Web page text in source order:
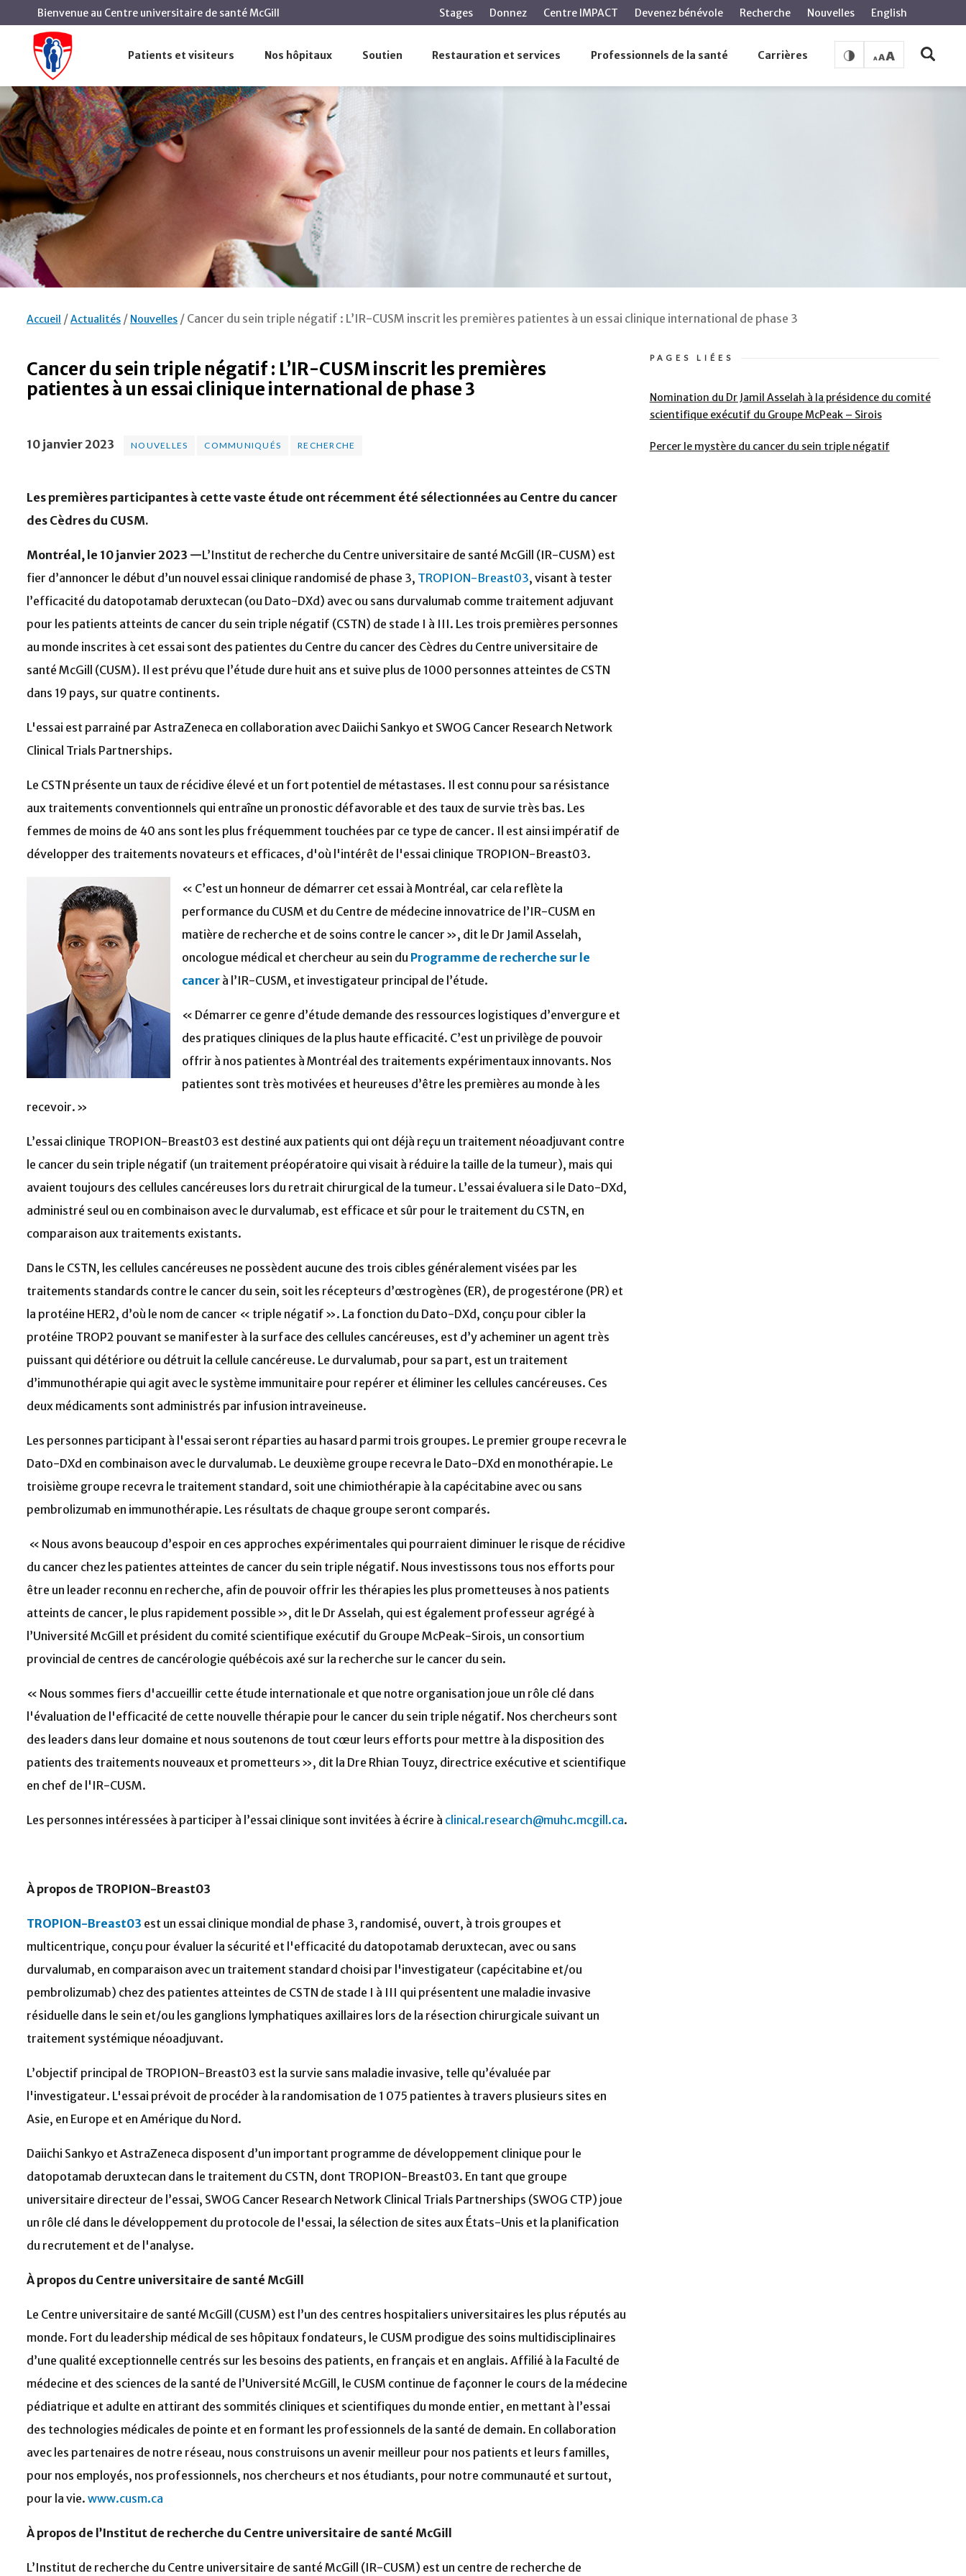
Aller
au
principal
Patients et visiteurs Nos hôpitaux Soutien Restauration et services Professionnels de la santé Carrières
Stages Donnez Centre IMPACT Devenez bénévole Recherche Nouvelles English
Bienvenue au Centre universitaire de santé McGill
Accueil Actualités Nouvelles Cancer du sein triple négatif : L’IR-CUSM inscrit les premières patientes à un essai clinique international de phase 3
Cancer du sein triple négatif : L’IR-CUSM inscrit les premières
patientes à un essai clinique international de phase 3
10 janvier 2023 NOUVELLES COMMUNIQUÉS RECHERCHE
Les premières participantes à cette vaste étude ont récemment été sélectionnées au Centre du cancer
des Cèdres du CUSM.
Montréal, le 10 janvier 2023 —L’Institut de recherche du Centre universitaire de santé McGill (IR-CUSM) est
fier d’annoncer le début d’un nouvel essai clinique randomisé de phase 3, TROPION-Breast03, visant à tester
l’efficacité du datopotamab deruxtecan (ou Dato-DXd) avec ou sans durvalumab comme traitement adjuvant
pour les patients atteints de cancer du sein triple négatif (CSTN) de stade I à III. Les trois premières personnes
au monde inscrites à cet essai sont des patientes du Centre du cancer des Cèdres du Centre universitaire de
santé McGill (CUSM). Il est prévu que l’étude dure huit ans et suive plus de 1000 personnes atteintes de CSTN
dans 19 pays, sur quatre continents.
L'essai est parrainé par AstraZeneca en collaboration avec Daiichi Sankyo et SWOG Cancer Research Network
Clinical Trials Partnerships.
Le CSTN présente un taux de récidive élevé et un fort potentiel de métastases. Il est connu pour sa résistance
aux traitements conventionnels qui entraîne un pronostic défavorable et des taux de survie très bas. Les
femmes de moins de 40 ans sont les plus fréquemment touchées par ce type de cancer. Il est ainsi impératif de
développer des traitements novateurs et efficaces, d'où l'intérêt de l'essai clinique TROPION-Breast03.
« C’est un honneur de démarrer cet essai à Montréal, car cela reflète la
performance du CUSM et du Centre de médecine innovatrice de l’IR-CUSM en
matière de recherche et de soins contre le cancer », dit le Dr Jamil Asselah,
oncologue médical et chercheur au sein du Programme de recherche sur le
cancer à l’IR-CUSM, et investigateur principal de l’étude.
« Démarrer ce genre d’étude demande des ressources logistiques d’envergure et
des pratiques cliniques de la plus haute efficacité. C’est un privilège de pouvoir
offrir à nos patientes à Montréal des traitements expérimentaux innovants. Nos
patientes sont très motivées et heureuses d’être les premières au monde à les
recevoir. »
L’essai clinique TROPION-Breast03 est destiné aux patients qui ont déjà reçu un traitement néoadjuvant contre
le cancer du sein triple négatif (un traitement préopératoire qui visait à réduire la taille de la tumeur), mais qui
avaient toujours des cellules cancéreuses lors du retrait chirurgical de la tumeur. L’essai évaluera si le Dato-DXd,
administré seul ou en combinaison avec le durvalumab, est efficace et sûr pour le traitement du CSTN, en
comparaison aux traitements existants.
Dans le CSTN, les cellules cancéreuses ne possèdent aucune des trois cibles généralement visées par les
traitements standards contre le cancer du sein, soit les récepteurs d’œstrogènes (ER), de progestérone (PR) et
la protéine HER2, d’où le nom de cancer « triple négatif ». La fonction du Dato-DXd, conçu pour cibler la
protéine TROP2 pouvant se manifester à la surface des cellules cancéreuses, est d’y acheminer un agent très
puissant qui détériore ou détruit la cellule cancéreuse. Le durvalumab, pour sa part, est un traitement
d’immunothérapie qui agit avec le système immunitaire pour repérer et éliminer les cellules cancéreuses. Ces
deux médicaments sont administrés par infusion intraveineuse.
Les personnes participant à l'essai seront réparties au hasard parmi trois groupes. Le premier groupe recevra le
Dato-DXd en combinaison avec le durvalumab. Le deuxième groupe recevra le Dato-DXd en monothérapie. Le
troisième groupe recevra le traitement standard, soit une chimiothérapie à la capécitabine avec ou sans
pembrolizumab en immunothérapie. Les résultats de chaque groupe seront comparés.
« Nous avons beaucoup d’espoir en ces approches expérimentales qui pourraient diminuer le risque de récidive
du cancer chez les patientes atteintes de cancer du sein triple négatif. Nous investissons tous nos efforts pour
être un leader reconnu en recherche, afin de pouvoir offrir les thérapies les plus prometteuses à nos patients
atteints de cancer, le plus rapidement possible », dit le Dr Asselah, qui est également professeur agrégé à
l’Université McGill et président du comité scientifique exécutif du Groupe McPeak-Sirois, un consortium
provincial de centres de cancérologie québécois axé sur la recherche sur le cancer du sein.
« Nous sommes fiers d'accueillir cette étude internationale et que notre organisation joue un rôle clé dans
l'évaluation de l'efficacité de cette nouvelle thérapie pour le cancer du sein triple négatif. Nos chercheurs sont
des leaders dans leur domaine et nous soutenons de tout cœur leurs efforts pour mettre à la disposition des
patients des traitements nouveaux et prometteurs », dit la Dre Rhian Touyz, directrice exécutive et scientifique
en chef de l'IR-CUSM.
Les personnes intéressées à participer à l’essai clinique sont invitées à écrire à clinical.research@muhc.mcgill.ca.
À propos de TROPION-Breast03
TROPION-Breast03 est un essai clinique mondial de phase 3, randomisé, ouvert, à trois groupes et
multicentrique, conçu pour évaluer la sécurité et l'efficacité du datopotamab deruxtecan, avec ou sans
durvalumab, en comparaison avec un traitement standard choisi par l'investigateur (capécitabine et/ou
pembrolizumab) chez des patientes atteintes de CSTN de stade I à III qui présentent une maladie invasive
résiduelle dans le sein et/ou les ganglions lymphatiques axillaires lors de la résection chirurgicale suivant un
traitement systémique néoadjuvant.
L’objectif principal de TROPION-Breast03 est la survie sans maladie invasive, telle qu’évaluée par
l'investigateur. L'essai prévoit de procéder à la randomisation de 1 075 patientes à travers plusieurs sites en
Asie, en Europe et en Amérique du Nord.
Daiichi Sankyo et AstraZeneca disposent d’un important programme de développement clinique pour le
datopotamab deruxtecan dans le traitement du CSTN, dont TROPION-Breast03. En tant que groupe
universitaire directeur de l’essai, SWOG Cancer Research Network Clinical Trials Partnerships (SWOG CTP) joue
un rôle clé dans le développement du protocole de l'essai, la sélection de sites aux États-Unis et la planification
du recrutement et de l'analyse.
À propos du Centre universitaire de santé McGill
Le Centre universitaire de santé McGill (CUSM) est l’un des centres hospitaliers universitaires les plus réputés au
monde. Fort du leadership médical de ses hôpitaux fondateurs, le CUSM prodigue des soins multidisciplinaires
d’une qualité exceptionnelle centrés sur les besoins des patients, en français et en anglais. Affilié à la Faculté de
médecine et des sciences de la santé de l’Université McGill, le CUSM continue de façonner le cours de la médecine
pédiatrique et adulte en attirant des sommités cliniques et scientifiques du monde entier, en mettant à l’essai
des technologies médicales de pointe et en formant les professionnels de la santé de demain. En collaboration
avec les partenaires de notre réseau, nous construisons un avenir meilleur pour nos patients et leurs familles,
pour nos employés, nos professionnels, nos chercheurs et nos étudiants, pour notre communauté et surtout,
pour la vie. www.cusm.ca
À propos de l’Institut de recherche du Centre universitaire de santé McGill
L’Institut de recherche du Centre universitaire de santé McGill (IR-CUSM) est un centre de recherche de
PAGES LIÉES
Nomination du Dr Jamil Asselah à la présidence du comité
scientifique exécutif du Groupe McPeak – Sirois
Percer le mystère du cancer du sein triple négatif